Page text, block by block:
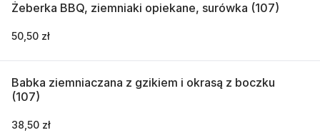
Żeberka BBQ, ziemniaki opiekane, surówka (107)
50,50 zł
Babka ziemniaczana z gzikiem i okrasą z boczku
(107)
38,50 zł